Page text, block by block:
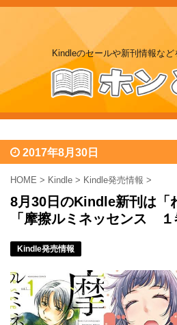
Kindleのセールや新刊情報な
2017年8月30日
HOME > Kindle > Kindle発売情報 >
8月30日のKindle新刊は「
「摩擦ルミネッセンス
Kindle発売情報